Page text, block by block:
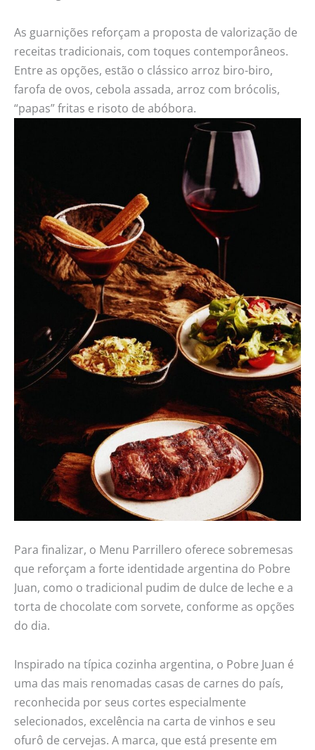
As guarnições reforçam a proposta de valorização de
receitas tradicionais, com toques contemporâneos.
Entre as opções, estão o clássico arroz biro-biro,
farofa de ovos, cebola assada, arroz com brócolis,
“papas” fritas e risoto de abóbora.
Para finalizar, o Menu Parrillero oferece sobremesas
que reforçam a forte identidade argentina do Pobre
Juan, como o tradicional pudim de dulce de leche e a
torta de chocolate com sorvete, conforme as opções
do dia.
Inspirado na típica cozinha argentina, o Pobre Juan é
uma das mais renomadas casas de carnes do país,
reconhecida por seus cortes especialmente
selecionados, excelência na carta de vinhos e seu
ofurô de cervejas. A marca, que está presente em